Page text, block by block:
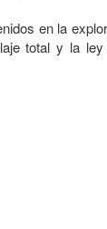
en la
total y la